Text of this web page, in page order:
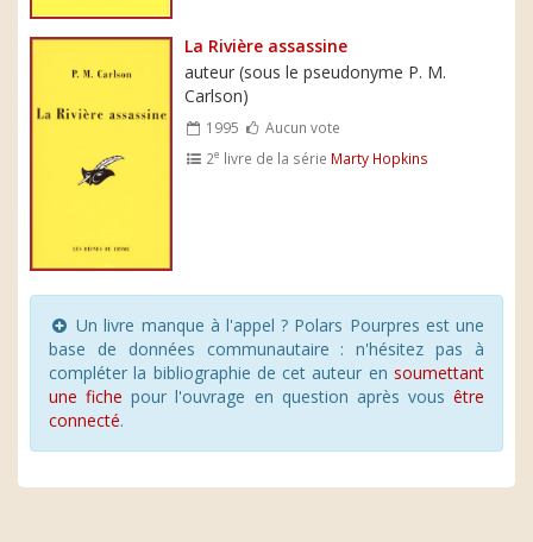
La Rivière assassine
auteur (sous le pseudonyme P. M.
Carlson)
1995
Aucun vote
2e livre de la série Marty Hopkins
Un livre manque à l'appel ? Polars Pourpres est une
base de données communautaire : n'hésitez pas à
compléter la bibliographie de cet auteur en soumettant
une fiche pour l'ouvrage en question après vous être
connecté.